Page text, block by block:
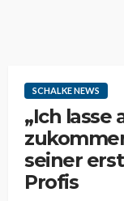
SCHALKE NEWS
„Ich lasse
seiner
Profis